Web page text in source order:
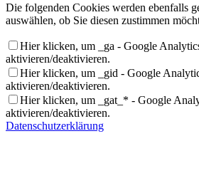
Die folgenden Cookies werden ebenfalls
auswählen, ob Sie diesen zustimmen
Hier klicken, um _ga - Google
aktivieren/deaktivieren.
Hier klicken, um _gid - Google
aktivieren/deaktivieren.
Hier klicken, um _gat_* - Google
aktivieren/deaktivieren.
Datenschutzerklärung